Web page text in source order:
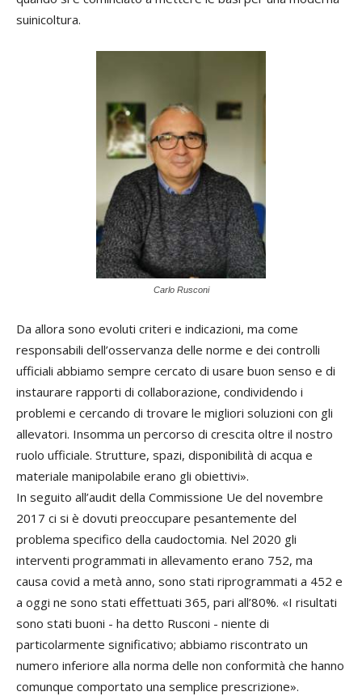
suinicoltura.
Carlo Rusconi
Da allora sono evoluti criteri e indicazioni, ma come
responsabili dell’osservanza delle norme e dei controlli
ufficiali abbiamo sempre cercato di usare buon senso e di
instaurare rapporti di collaborazione, condividendo i
problemi e cercando di trovare le migliori soluzioni con gli
allevatori. Insomma un percorso di crescita oltre il nostro
ruolo ufficiale. Strutture, spazi, disponibilità di acqua e
materiale manipolabile erano gli obiettivi».
In seguito all’audit della Commissione Ue del novembre
2017 ci si è dovuti preoccupare pesantemente del
problema specifico della caudoctomia. Nel 2020 gli
interventi programmati in allevamento erano 752, ma
causa covid a metà anno, sono stati riprogrammati a 452 e
a oggi ne sono stati effettuati 365, pari all’80%. «I risultati
sono stati buoni - ha detto Rusconi - niente di
particolarmente significativo; abbiamo riscontrato un
numero inferiore alla norma delle non conformità che hanno
comunque comportato una semplice prescrizione».